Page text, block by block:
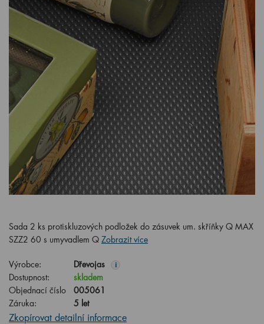
Sada 2 ks protiskluzových podložek do zásuvek um. skříňky Q MAX
SZZ2 60 s umyvadlem Q Zobrazit více
Výrobce: Dřevojas i
Dostupnost:
skladem
Objednací číslo
005061
Záruka:
5 let
Zkopírovat detailní informace